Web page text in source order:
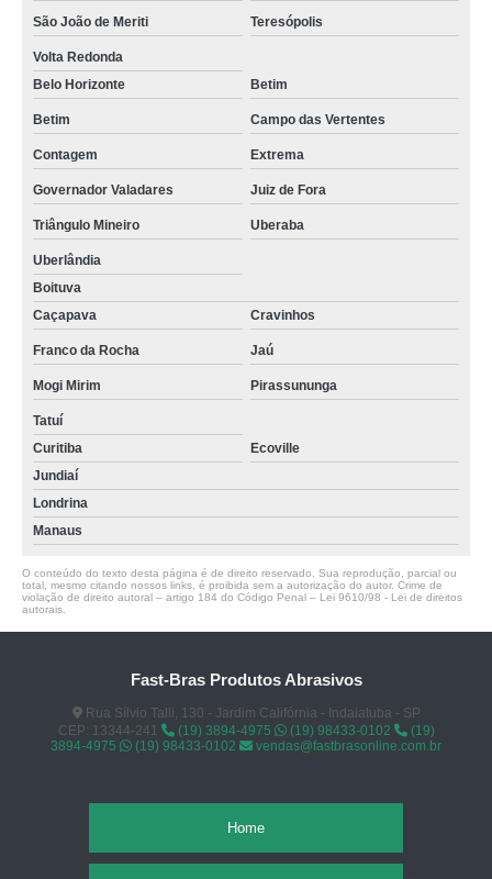
São João de Meriti Teresópolis
Volta Redonda
Belo Horizonte
Betim
Betim Campo das Vertentes
Contagem Extrema
Governador Valadares Juiz de Fora
Triângulo Mineiro Uberaba
Uberlândia
Boituva
Caçapava
Cravinhos
Franco da Rocha Jaú
Mogi Mirim Pirassununga
Tatuí
Curitiba
Ecoville
Jundiaí
Londrina
Manaus
O conteúdo do texto desta página é de direito reservado. Sua reprodução, parcial ou
total, mesmo citando nossos links, é proibida sem a autorização do autor. Crime de
violação de direito autoral – artigo 184 do Código Penal – Lei 9610/98 - Lei de direitos
autorais
Fast-Bras Produtos Abrasivos
Rua Sílvio Talli, 130 - Jardim Califórnia - Indaiatuba - SP
CEP: 13344-241
(19) 3894-4975 (19) 98433-0102
(19)
3894-4975
(19) 98433-0102 vendas@fastbrasonline.com.br
Home